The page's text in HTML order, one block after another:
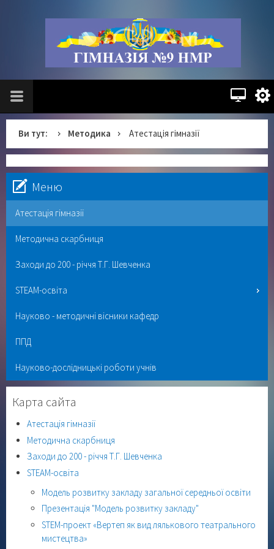
Ви тут: Методика Атестація гімназії
Меню
Атестація гімназії
Методична скарбниця
Заходи до 200 - річчя Т.Г. Шевченка
STEAM-освіта
Науково - методичні вісники кафедр
ППД
Науково-дослідницькі роботи учнів
Карта сайта
Атестація гімназії
Методична скарбниця
Заходи до 200 - річчя Т.Г. Шевченка
STEAM-освіта
Модель розвитку закладу загальної середньої освіти
Презентація "Модель розвитку закладу"
STEM-проект «Вертеп як вид лялькового театрального
мистецтва»